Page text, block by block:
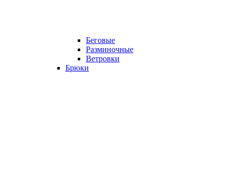
Беговые
Разминочные
Ветровки
Брюки